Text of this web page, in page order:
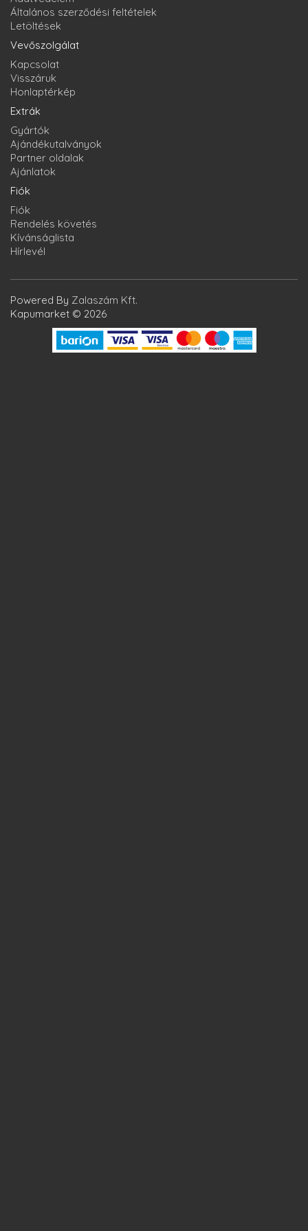
Általános szerződési feltételek
Letöltések
Vevőszolgálat
Kapcsolat
Visszáruk
Honlaptérkép
Extrák
Gyártók
Ajándékutalványok
Partner oldalak
Ajánlatok
Fiók
Fiók
Rendelés követés
Kívánságlista
Hírlevél
Powered By Zalaszám Kft.
Kapumarket © 2026